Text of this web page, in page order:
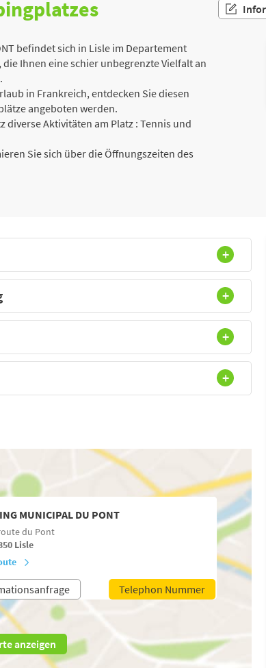
befindet sich in Lisle im Departement
Ihnen eine schier unbegrenzte Vielfalt an
in Frankreich, entdecken Sie diesen
angeboten werden.
Aktivitäten am Platz : Tennis und
Sie sich über die Öffnungszeiten des
MUNICIPAL DU PONT
du Pont
Lisle
Telephon Nummer
anzeigen